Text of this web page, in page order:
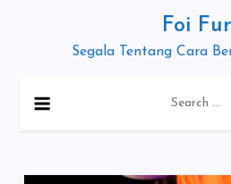
Foi
Segala Tentang Cara
for: